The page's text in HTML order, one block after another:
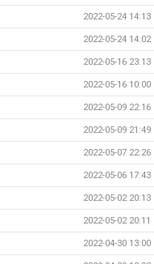
2022-05-24 14:13
2022-05-24 14:02
2022-05-16 23:13
2022-05-16 10:00
2022-05-09 22:16
2022-05-09 21:49
2022-05-07 22:26
2022-05-06 17:43
2022-05-02 20:13
2022-05-02 20:11
2022-04-30 13:00